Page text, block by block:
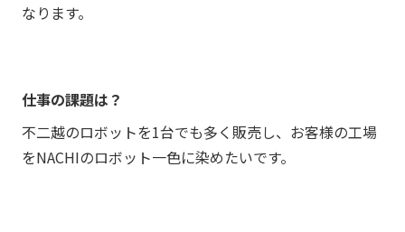
なります。
仕事の課題は？
不二越のロボットを1台でも多く販売し、お客様の工場
をNACHIのロボット一色に染めたいです。